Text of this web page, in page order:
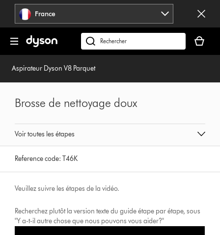
Sauter
pages
France
Rechercher
des
produits
panier
est
Aspirateur Dyson V8 Parquet
Voir toutes les étapes
Brosse de nettoyage doux
Reference code:T46K
Veuillez suivre les étapes de la vidéo.
Recherchez plutôt la version texte du guide étape par étape, sous
"Y a-t-il autre chose que nous pouvons vous aider?"